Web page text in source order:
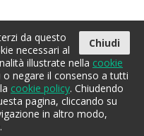
Chiudi
da questo
necessari al
illustrate nella cookie
o negare il consenso a tutti
cookie policy. Chiudendo
pagina, cliccando su
in altro modo,
EcoBay
Sviluppo a cura diSpazio